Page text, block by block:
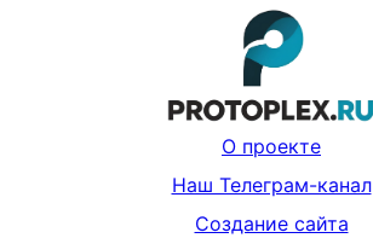
О проекте
Наш Телеграм-канал
Создание сайта